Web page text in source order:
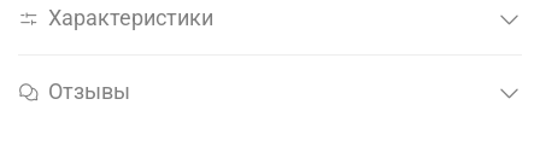
Характеристики
Отзывы